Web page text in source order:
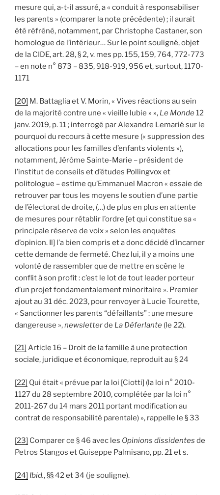
mesure qui, a-t-il assuré, a « conduit à responsabiliser
les parents » (comparer la note précédente) ; il aurait
été réfréné, notamment, par Christophe Castaner, son
homologue de l’intérieur… Sur le point souligné, objet
de la CIDE, art. 28, § 2, v. mes pp. 155, 159, 764, 772-773
– en note n° 873 – 835, 918-919, 956 et, surtout, 1170-
1171
[20] M. Battaglia et V. Morin, « Vives réactions au sein
de la majorité contre une « vieille lubie » », Le Monde12
janv. 2019, p. 11 ; interrogé par Alexandre Lemarié sur le
pourquoi du recours à cette mesure (« suppression des
allocations pour les familles d’enfants violents »),
notamment, Jérôme Sainte-Marie – président de
l’institut de conseils et d’études Pollingvox et
politologue – estime qu’Emmanuel Macron « essaie de
retrouver par tous les moyens le soutien d’une partie
de l’électorat de droite, (…) de plus en plus en attente
de mesures pour rétablir l’ordre [et qui constitue sa «
principale réserve de voix » selon les enquêtes
d’opinion. Il] l’a bien compris et a donc décidé d’incarner
cette demande de fermeté. Chez lui, il y a moins une
volonté de rassembler que de mettre en scène le
conflit à son profit : c’est le lot de tout leader porteur
d’un projet fondamentalement minoritaire ». Premier
ajout au 31 déc. 2023, pour renvoyer à Lucie Tourette,
« Sanctionner les parents “défaillants” : une mesure
dangereuse »,newsletterde La Déferlante (le 22).
[21] Article 16 – Droit de la famille à une protection
sociale, juridique et économique, reproduit au § 24
[22] Qui était « prévue par la loi [Ciotti] (la loi n° 2010-
1127 du 28 septembre 2010, complétée par la loi n°
2011-267 du 14 mars 2011 portant modification au
contrat de responsabilité parentale) », rappelle le § 33
[23] Comparer ce § 46 avec les Opinions dissidentes de
Petros Stangos et Guiseppe Palmisano, pp. 21 et s.
[24] Ibid., §§ 42 et 34 (je souligne).